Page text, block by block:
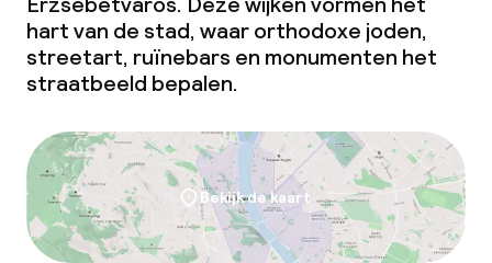
hart van de stad, waar orthodoxe joden,
streetart, ruïnebars en monumenten het
straatbeeld bepalen.
Bekijk de kaart